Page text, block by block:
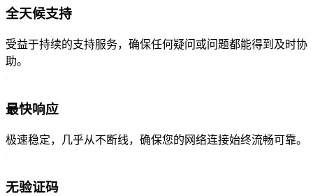
全天候支持
受益于持续的支持服务，确保任何疑问或问题都能得到及时协
助。
最快响应
极速稳定，几乎从不断线，确保您的网络连接始终流畅可靠。
无验证码